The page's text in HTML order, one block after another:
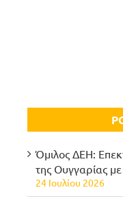
Όμιλος ΔΕΗ:
της Ουγγαρίας
24 Ιουλίου 2026